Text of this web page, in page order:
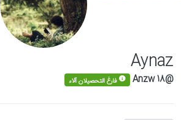
Aynaz
@Anzw 18 فارغ التحصیلان آلاء